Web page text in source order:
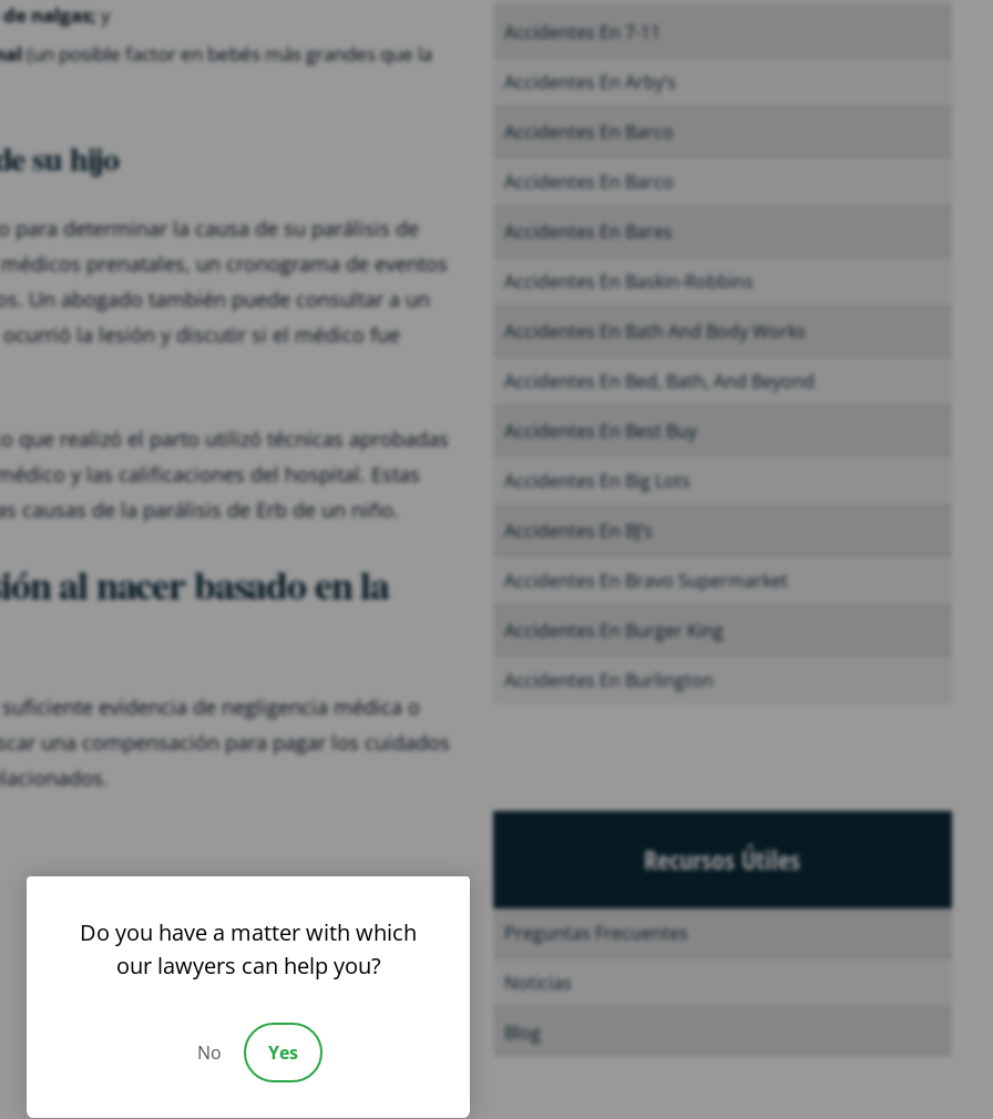
nalgas; y
(un posible factor en bebés más grandes que la
su hijo
para determinar la causa de su parálisis de
prenatales, un cronograma de eventos
Un abogado también puede consultar a un
la lesión y discutir si el médico fue
que realizó el parto utilizó técnicas aprobadas
y las calificaciones del hospital. Estas
causas de la parálisis de Erb de un niño.
al nacer basado en la
evidencia de negligencia médica o
una compensación para pagar los cuidados
Accidentes En 7-11
Accidentes En Arby’s
Accidentes En Barco
Accidentes En Barco
Accidentes En Bares
Accidentes En Baskin-Robbins
Accidentes En Bath And Body Works
Accidentes En Bed, Bath, And Beyond
Accidentes En Best Buy
Accidentes En Big Lots
Accidentes En BJ’s
Accidentes En Bravo Supermarket
Accidentes En Burger King
Accidentes En Burlington
Recursos Útiles
Preguntas Frecuentes
Noticias
Blog
Do you have a matter with which
our lawyers can help you?
No Yes